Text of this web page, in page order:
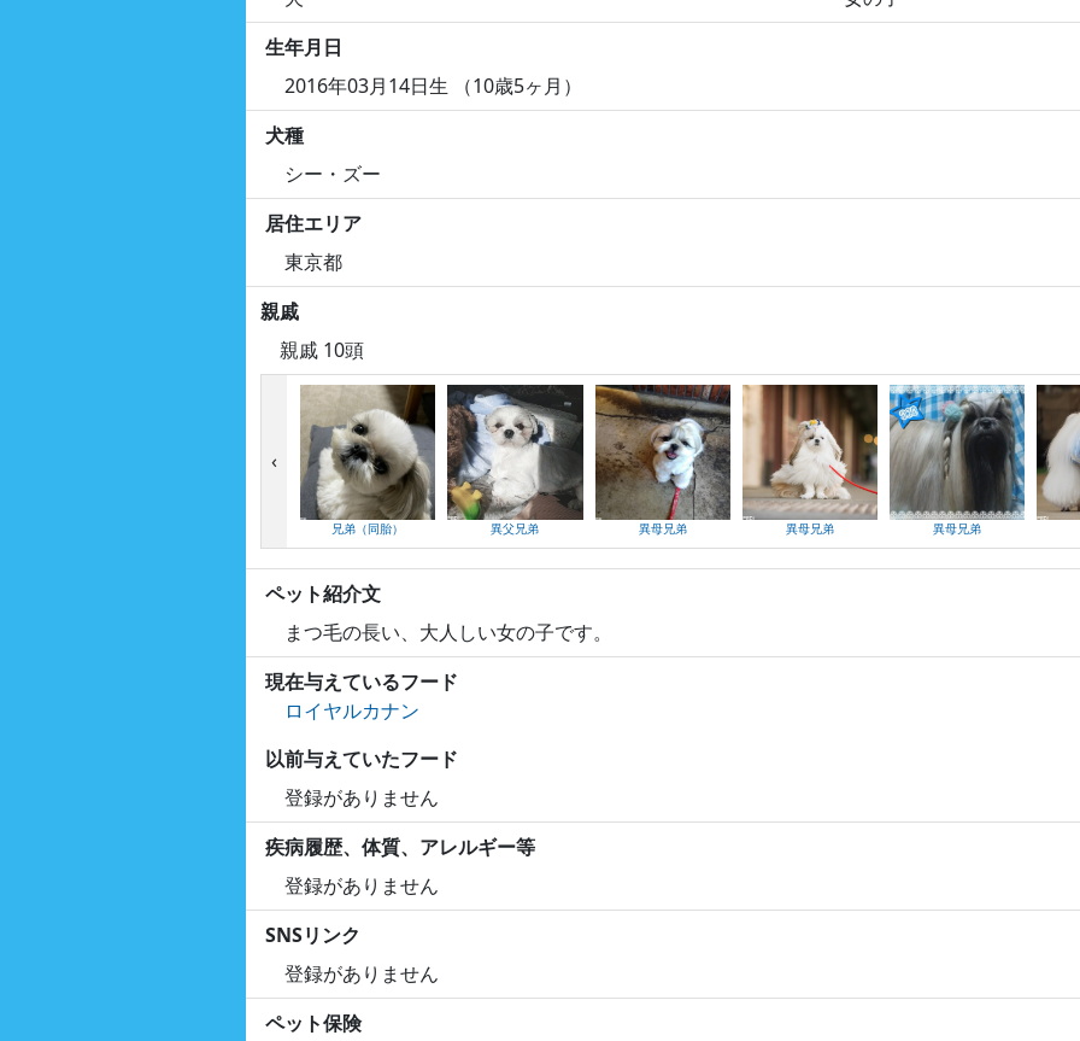
生年月日
2016年03月14日生 （10歳5ヶ月）
犬種
シー・ズー
居住エリア
東京都
親戚
親戚 10頭
兄弟（同胎） 異父兄弟 異母兄弟 異母兄弟 異母兄弟
‹
ペット紹介文
まつ毛の長い、大人しい女の子です。
現在与えているフード
ロイヤルカナン
以前与えていたフード
登録がありません
疾病履歴、体質、アレルギー等
登録がありません
SNSリンク
登録がありません
ペット保険